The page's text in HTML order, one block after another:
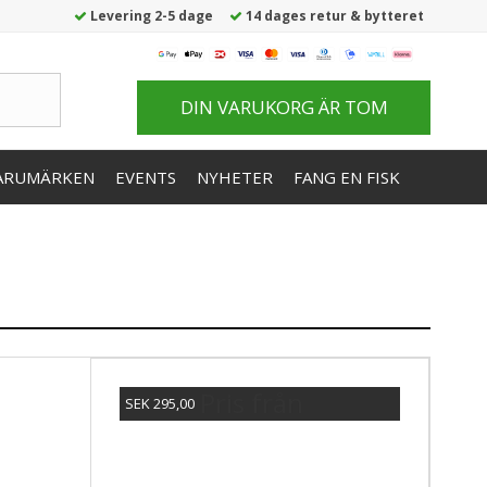
Levering 2-5 dage 14 dages retur & bytteret
DIN VARUKORG ÄR TOM
EVENTS NYHETER FANG EN FISK
SEK 295,00